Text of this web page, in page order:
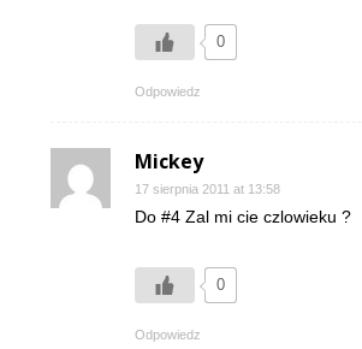
0
Odpowiedz
Mickey
17 sierpnia 2011 at 13:58
Do #4 Zal mi cie czlowieku ?
0
Odpowiedz